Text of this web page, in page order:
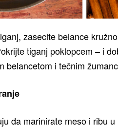
zasecite belance
tiganj poklopcem – i
belancetom i tečnim
da marinirate meso i ribu